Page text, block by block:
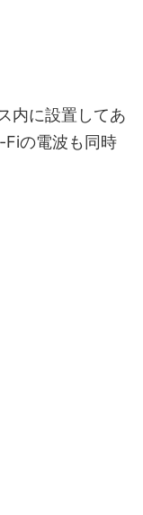
内に設置してあ
Fiの電波も同時